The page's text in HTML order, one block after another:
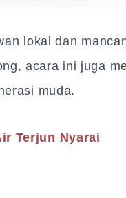
lokal dan
acara ini juga
muda.
Terjun Nyarai